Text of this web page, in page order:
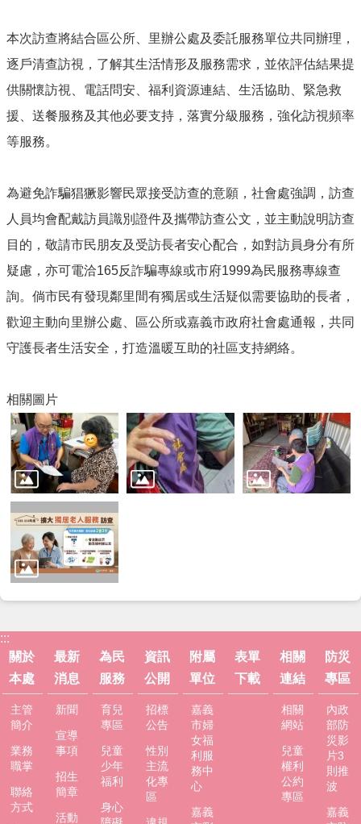
會
FB
本次訪查將結合區公所、里辦公處及委託服務單位共同辦理，
逐戶清查訪視，了解其生活情形及服務需求，並依評估結果提
供關懷訪視、電話問安、福利資源連結、生活協助、緊急救
援、送餐服務及其他必要支持，落實分級服務，強化訪視頻率
等服務。
為避免詐騙猖獗影響民眾接受訪查的意願，社會處強調，訪查
人員均會配戴訪員識別證件及攜帶訪查公文，並主動說明訪查
目的，敬請市民朋友及受訪長者安心配合，如對訪員身分有所
疑慮，亦可電洽165反詐騙專線或市府1999為民服務專線查
詢。倘市民有發現鄰里間有獨居或生活疑似需要協助的長者，
歡迎主動向里辦公處、區公所或嘉義市政府社會處通報，共同
守護長者生活安全，打造溫暖互助的社區支持網絡。
相關圖片
:::
關於
本處
主管
簡介
業務
職掌
聯絡
方式
最新
消息
新聞
宣導
事項
招生
簡章
活動
為民
服務
育兒
專區
兒童
少年
福利
身心
資訊
公開
招標
公告
性別
主流
化專
區
附屬
單位
嘉義
市婦
女福
利服
務中
心
嘉義
表單
下載
相關
連結
相關
網站
兒童
權利
公約
專區
防災
專區
內政
部防
災影
片3
則推
波
嘉義